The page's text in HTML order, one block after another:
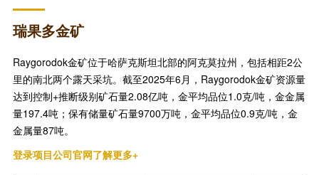
瑞果多金矿
Raygorodok金矿位于哈萨克斯坦北部的阿克莫拉州，包括相距2公
里的南北两个露天采坑。截至2025年6月，Raygorodok金矿资源量
达到控制+推断级别矿石量2.08亿吨，金平均品位1.0克/吨，金金属
量197.4吨；保有储量矿石量9700万吨，金平均品位0.9克/吨，金
金属量87吨。
登录项目公司官网了解更多+